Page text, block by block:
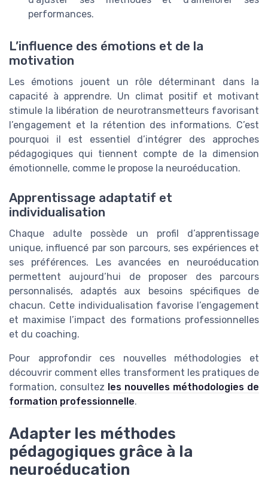
performances.
L’influence des émotions et de la
motivation
Les émotions jouent un rôle déterminant dans la
capacité à apprendre. Un climat positif et motivant
stimule la libération de neurotransmetteurs favorisant
l’engagement et la rétention des informations. C’est
pourquoi il est essentiel d’intégrer des approches
pédagogiques qui tiennent compte de la dimension
émotionnelle, comme le propose la neuroéducation.
Apprentissage adaptatif et
individualisation
Chaque adulte possède un profil d’apprentissage
unique, influencé par son parcours, ses expériences et
ses préférences. Les avancées en neuroéducation
permettent aujourd’hui de proposer des parcours
personnalisés, adaptés aux besoins spécifiques de
chacun. Cette individualisation favorise l’engagement
et maximise l’impact des formations professionnelles
et du coaching.
Pour approfondir ces nouvelles méthodologies et
découvrir comment elles transforment les pratiques de
formation, consultez les nouvelles méthodologies de
formation professionnelle.
Adapter les méthodes
pédagogiques grâce à la
neuroéducation